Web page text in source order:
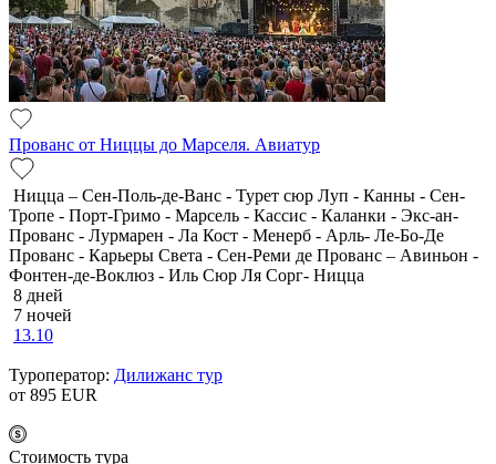
Прованс от Ниццы до Марселя. Авиатур
Ницца – Сен-Поль-де-Ванс - Турет сюр Луп - Канны - Сен-
Тропе - Порт-Гримо - Марсель - Кассис - Каланки - Экс-ан-
Прованс - Лурмарен - Ла Кост - Менерб - Арль- Ле-Бо-Де
Прованс - Карьеры Света - Сен-Реми де Прованс – Авиньон -
Фонтен-де-Воклюз - Иль Сюр Ля Сорг- Ницца
8 дней
7 ночей
13.10
Туроператор: Дилижанс тур
от 895 EUR
Cтоимость тура